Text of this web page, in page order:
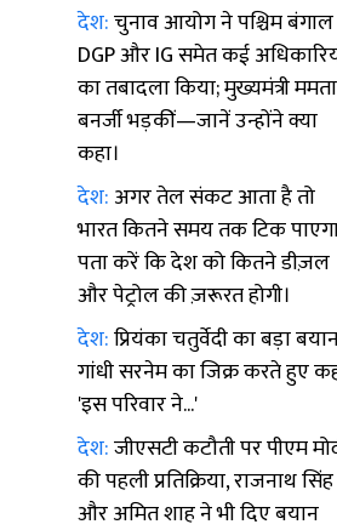
देश:चुनाव आयोग ने पश्चिम
DGP और IG समेत कई
का तबादला किया; मुख्यमंत्री ममता
बनर्जी भड़कीं—जानें उन्होंने क्या
कहा।
देश: अगर तेल संकट आता है तो
भारत कितने समय तक टिक
पता करें कि देश को कितने डीज़ल
और पेट्रोल की ज़रूरत होगी।
देश:प्रियंका चतुर्वेदी का बड़ा
गांधी सरनेम का जिक्र करते हुए
'इस परिवार ने...'
देश:जीएसटी कटौती पर पीएम
की पहली प्रतिक्रिया, राजनाथ सिंह
और अमित शाह ने भी दिए बयान